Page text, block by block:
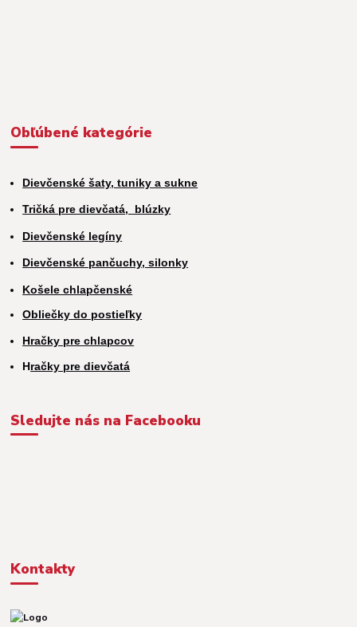
Obľúbené kategórie
Dievčenské šaty, tuniky a sukne
Tričká pre dievčatá, blúzky
Dievčenské legíny
Dievčenské pančuchy, silonky
Košele chlapčenské
Obliečky do postieľky
Hračky pre chlapcov
Hračky pre dievčatá
Sledujte nás na Facebooku
Kontakty